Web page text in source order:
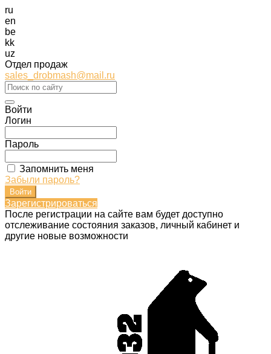
ru
en
be
kk
uz
Отдел продаж
sales_drobmash@mail.ru
Войти
Логин
Пароль
Запомнить меня
Забыли пароль?
Зарегистрироваться
После регистрации на сайте вам будет доступно
отслеживание состояния заказов, личный кабинет и
другие новые возможности